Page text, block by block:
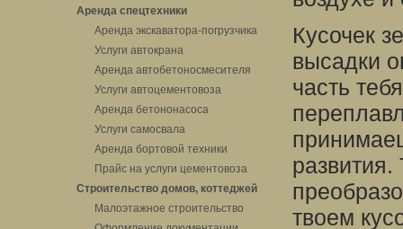
Аренда спецтехники
Аренда экскаватора-погрузчика
Услуги автокрана
Аренда автобетоносмесителя
Услуги автоцементовоза
Аренда бетононасоса
Услуги самосвала
Аренда бортовой техники
Прайс на услуги цементовоза
Строительство домов, коттеджей
Малоэтажное строительство
Кусочек
высадки
часть
твоем